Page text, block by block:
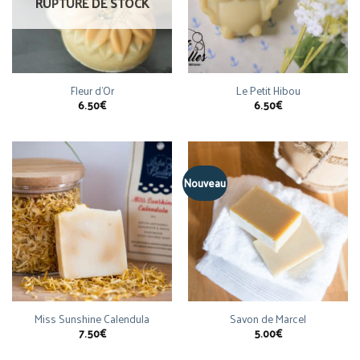
Fleur d’Or
6.50€
Le Petit Hibou
6.50€
Miss Sunshine Calendula
7.50€
Nouveau
Savon de Marcel
5.00€